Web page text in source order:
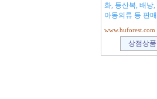
화, 등산복, 배낭,
아동의류 등 판
www.huforest.com